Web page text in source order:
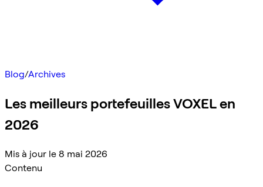
Blog/Archives
Les meilleurs portefeuilles VOXEL en
2026
Mis à jour le 8 mai 2026
Contenu